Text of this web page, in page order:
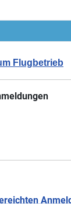
Flugbetrieb